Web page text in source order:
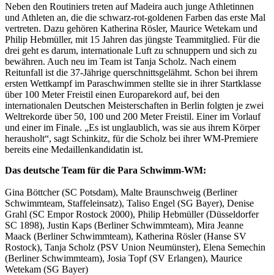
Neben den Routiniers treten auf Madeira auch junge Athletinnen
und Athleten an, die die schwarz-rot-goldenen Farben das erste Mal
vertreten. Dazu gehören Katherina Rösler, Maurice Wetekam und
Philip Hebmüller, mit 15 Jahren das jüngste Teammitglied. Für die
drei geht es darum, internationale Luft zu schnuppern und sich zu
bewähren. Auch neu im Team ist Tanja Scholz. Nach einem
Reitunfall ist die 37-Jährige querschnittsgelähmt. Schon bei ihrem
ersten Wettkampf im Paraschwimmen stellte sie in ihrer Startklasse
über 100 Meter Freistil einen Europarekord auf, bei den
internationalen Deutschen Meisterschaften in Berlin folgten je zwei
Weltrekorde über 50, 100 und 200 Meter Freistil. Einer im Vorlauf
und einer im Finale. „Es ist unglaublich, was sie aus ihrem Körper
herausholt“, sagt Schinkitz, für die Scholz bei ihrer WM-Premiere
bereits eine Medaillenkandidatin ist.
Das deutsche Team für die Para Schwimm-WM:
Gina Böttcher (SC Potsdam), Malte Braunschweig (Berliner
Schwimmteam, Staffeleinsatz), Taliso Engel (SG Bayer), Denise
Grahl (SC Empor Rostock 2000), Philip Hebmüller (Düsseldorfer
SC 1898), Justin Kaps (Berliner Schwimmteam), Mira Jeanne
Maack (Berliner Schwimmteam), Katherina Rösler (Hanse SV
Rostock), Tanja Scholz (PSV Union Neumünster), Elena Semechin
(Berliner Schwimmteam), Josia Topf (SV Erlangen), Maurice
Wetekam (SG Bayer)